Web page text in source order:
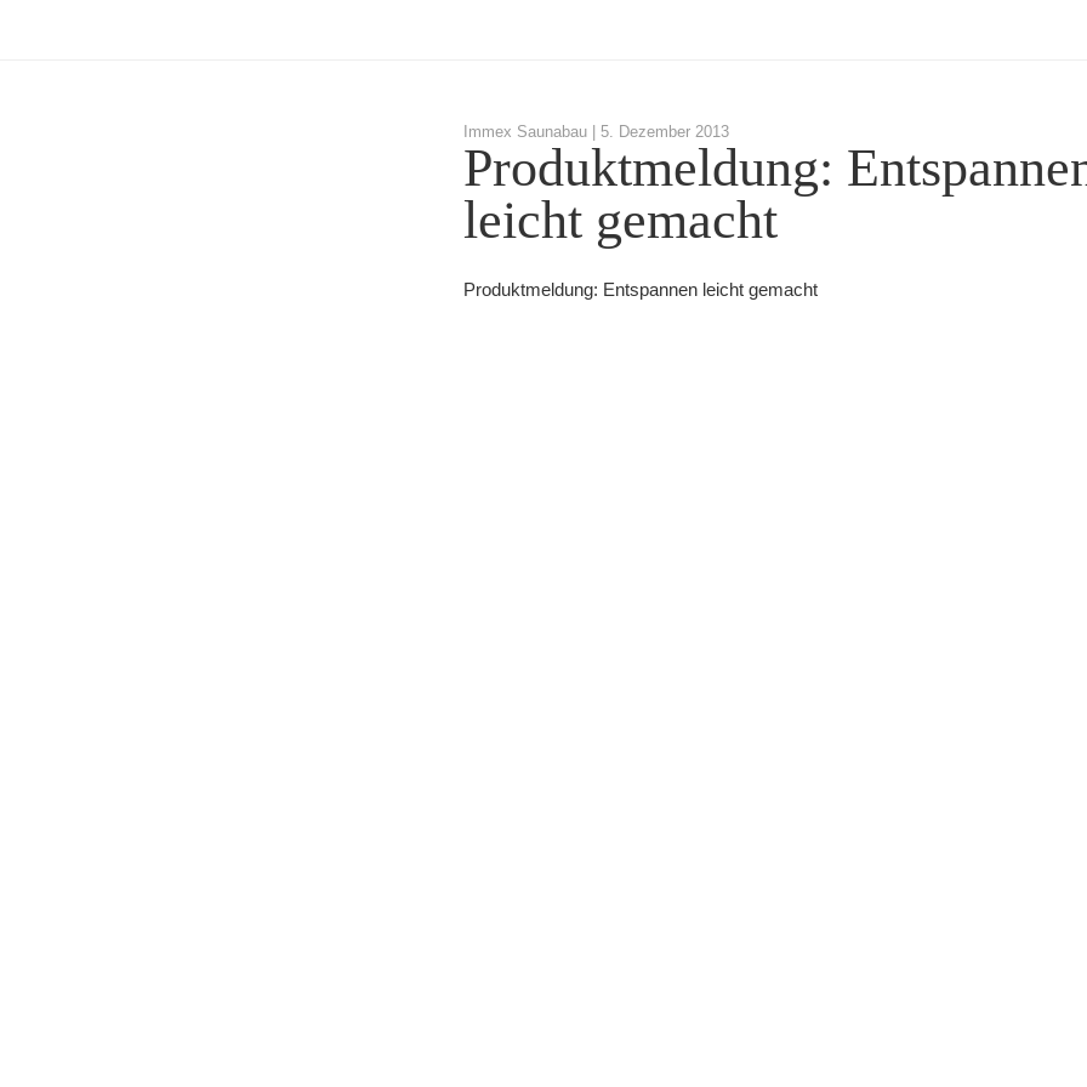
Immex Saunabau | 5. Dezember 2013
Produktmeldung:
leicht gemacht
Produktmeldung: Entspannen leicht gemacht